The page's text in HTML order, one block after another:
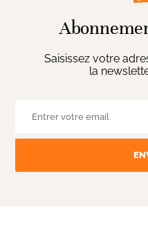
Saisissez votre
la